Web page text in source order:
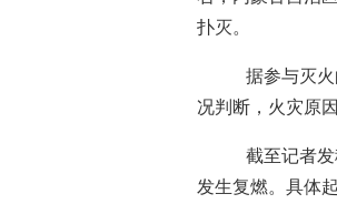
扑灭。
据参与灭火
况判断，火灾原
截至记者发
发生复燃。具体